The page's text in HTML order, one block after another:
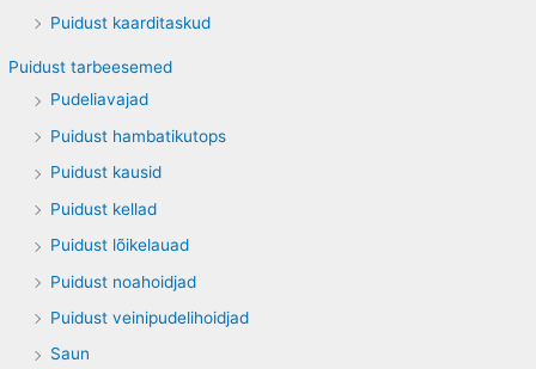
Puidust kaarditaskud
Puidust tarbeesemed
Pudeliavajad
Puidust hambatikutops
Puidust kausid
Puidust kellad
Puidust lõikelauad
Puidust noahoidjad
Puidust veinipudelihoidjad
Saun